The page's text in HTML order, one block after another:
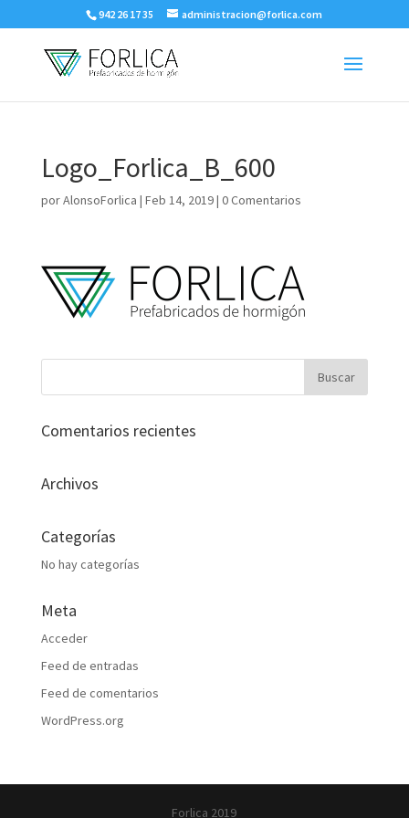
942 26 17 35 administracion@forlica.com
Logo_Forlica_B_600
porAlonsoForlica | Feb 14, 2019| 0 Comentarios
Comentarios recientes
Archivos
Categorías
No hay categorías
Meta
Acceder
Feed de entradas
Feed de comentarios
WordPress.org
Forlica 2019